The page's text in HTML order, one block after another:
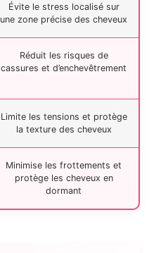
Évite le stress localisé sur
une zone précise des cheveux
Réduit les risques de
cassures et d’enchevêtrement
Limite les tensions et protège
la texture des cheveux
Minimise les frottements et
protège les cheveux en
dormant